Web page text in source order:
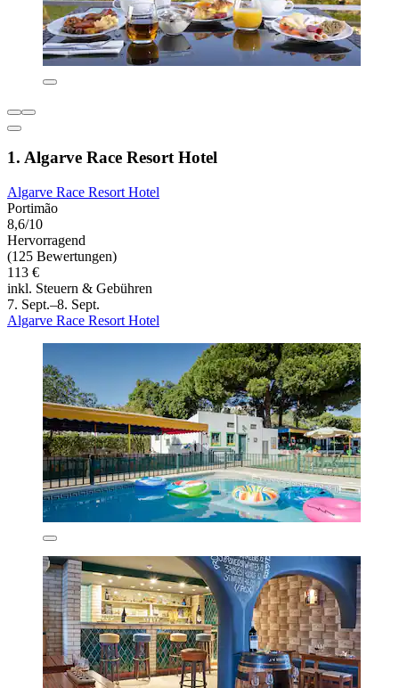
1. Algarve Race Resort Hotel
Algarve Race Resort Hotel
Portimão
8,6/10
Hervorragend
(125 Bewertungen)
113 €
inkl. Steuern & Gebühren
7. Sept.–8. Sept.
Algarve Race Resort Hotel